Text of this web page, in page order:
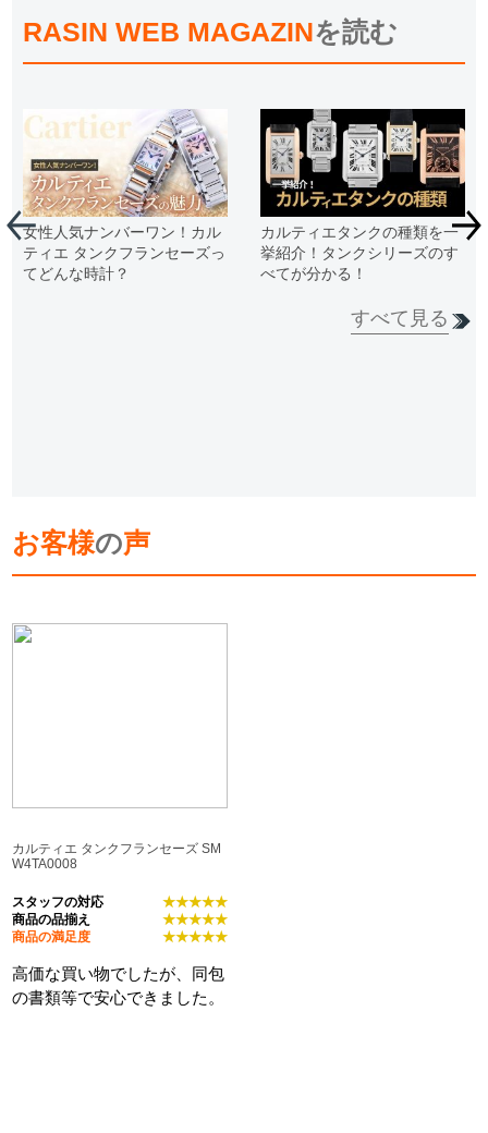
RASIN WEB MAGAZINを読む
女性人気ナンバーワン！カル
ティエ タンクフランセーズっ
てどんな時計？
カルティエタンクの種類を一
挙紹介！タンクシリーズのす
べてが分かる！
すべて見る
お客様の声
カルティエ タンクフランセーズ SM
W4TA0008
スタッフの対応
★★★★★
商品の品揃え
★★★★★
商品の満足度
★★★★★
高価な買い物でしたが、同包
の書類等で安心できました。